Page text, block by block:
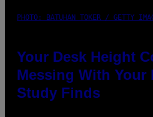
PHOTO: BATUHAN TOKER / GETTY
Your Desk Height
Messing With Your
Study Finds